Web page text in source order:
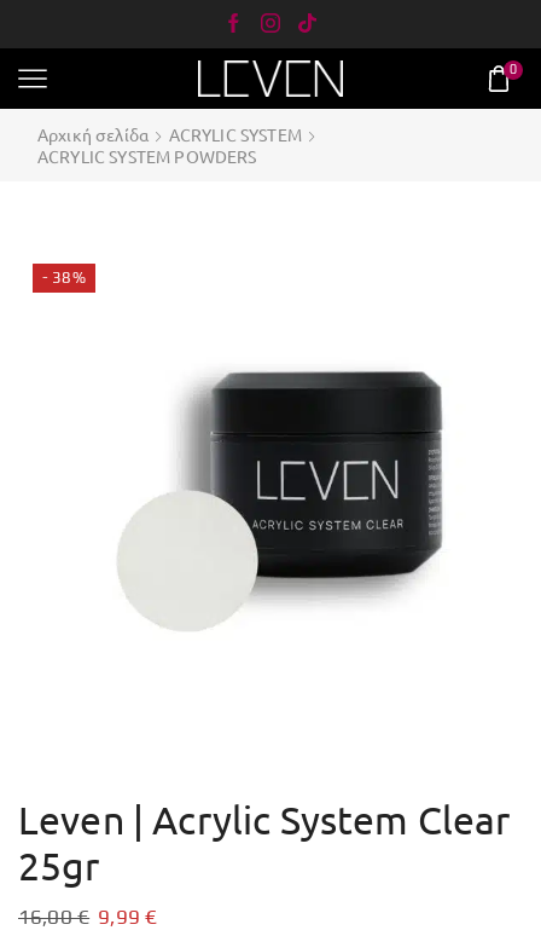
0
Αρχική σελίδα
ACRYLIC SYSTEM
ACRYLIC SYSTEM POWDERS
- 38%
Leven | Acrylic System Clear
25gr
16,00€ 9,99€